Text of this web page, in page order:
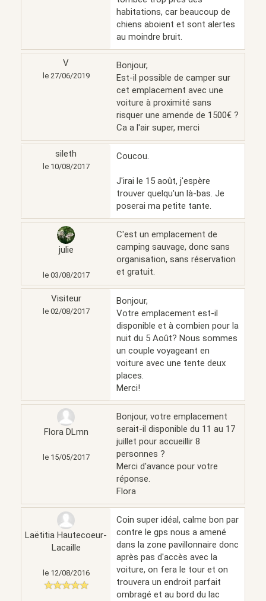
habitations, car beaucoup de
chiens aboient et sont alertes
au moindre bruit.
V
le 27/06/2019
Bonjour,
Est-il possible de camper sur
cet emplacement avec une
voiture à proximité sans
risquer une amende de 1500€ ?
Ca a l'air super, merci
sileth
le 10/08/2017
Coucou.
J'irai le 15 août, j'espère
trouver quelqu'un là-bas. Je
poserai ma petite tante.
julie
le 03/08/2017
C'est un emplacement de
camping sauvage, donc sans
organisation, sans réservation
et gratuit.
Visiteur
le 02/08/2017
Bonjour,
Votre emplacement est-il
disponible et à combien pour la
nuit du 5 Août? Nous sommes
un couple voyageant en
voiture avec une tente deux
places.
Merci!
Flora DLmn
le 15/05/2017
Bonjour, votre emplacement
serait-il disponible du 11 au 17
juillet pour accueillir 8
personnes ?
Merci d'avance pour votre
réponse.
Flora
Laëtitia Hautecoeur-
Lacaille
le 12/08/2016
Coin super idéal, calme bon par
contre le gps nous a amené
dans la zone pavillonnaire donc
après pas d'accès avec la
voiture, on fera le tour et on
trouvera un endroit parfait
ombragé et au bord du lac